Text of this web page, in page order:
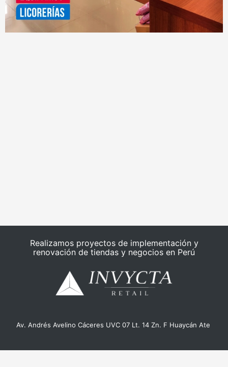
Realizamos proyectos de implementación y
renovación de tiendas y negocios en Perú
Av. Andrés Avelino Cáceres UVC 07 Lt. 14 Zn. F Huaycán Ate